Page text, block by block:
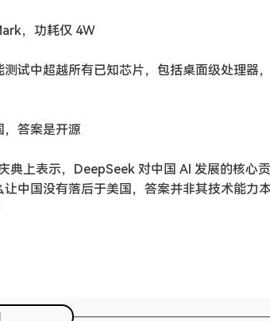
，功耗仅 4W
试中超越所有已知芯片，包括桌面级处理器
答案是开源
典上表示，DeepSeek 对中国 AI 发展的核心
中国没有落后于美国，答案并非其技术能力